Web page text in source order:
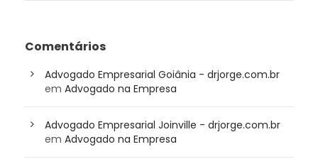
Comentários
Advogado Empresarial Goiânia - drjorge.com.br
em Advogado na Empresa
Advogado Empresarial Joinville - drjorge.com.br
em Advogado na Empresa